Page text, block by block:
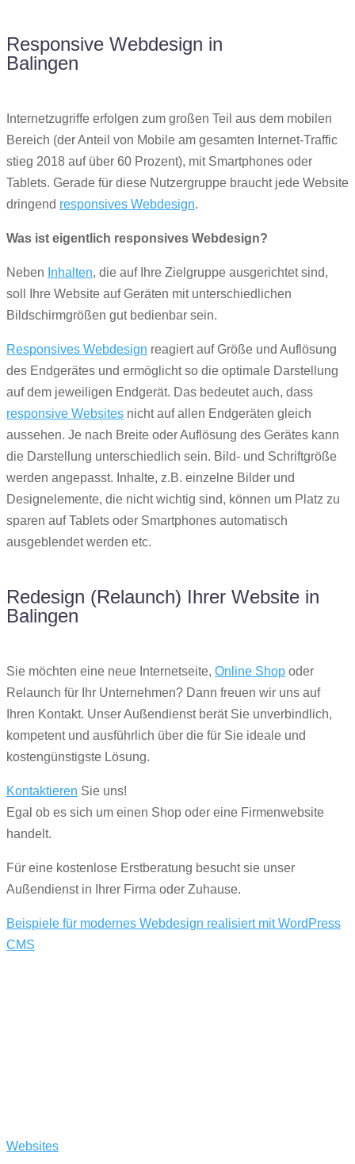
Responsive Webdesign in
Balingen
Internetzugriffe erfolgen zum großen Teil aus dem mobilen
Bereich (der Anteil von Mobile am gesamten Internet-Traffic
stieg 2018 auf über 60 Prozent), mit Smartphones oder
Tablets. Gerade für diese Nutzergruppe braucht jede Website
dringend responsives Webdesign.
Was ist eigentlich responsives Webdesign?
Neben Inhalten, die auf Ihre Zielgruppe ausgerichtet sind,
soll Ihre Website auf Geräten mit unterschiedlichen
Bildschirmgrößen gut bedienbar sein.
Responsives Webdesign reagiert auf Größe und Auflösung
des Endgerätes und ermöglicht so die optimale Darstellung
auf dem jeweiligen Endgerät. Das bedeutet auch, dass
responsive Websites nicht auf allen Endgeräten gleich
aussehen. Je nach Breite oder Auflösung des Gerätes kann
die Darstellung unterschiedlich sein. Bild- und Schriftgröße
werden angepasst. Inhalte, z.B. einzelne Bilder und
Designelemente, die nicht wichtig sind, können um Platz zu
sparen auf Tablets oder Smartphones automatisch
ausgeblendet werden etc.
Redesign (Relaunch) Ihrer Website in
Balingen
Sie möchten eine neue Internetseite, Online Shop oder
Relaunch für Ihr Unternehmen? Dann freuen wir uns auf
Ihren Kontakt. Unser Außendienst berät Sie unverbindlich,
kompetent und ausführlich über die für Sie ideale und
kostengünstigste Lösung.
Kontaktieren Sie uns!
Egal ob es sich um einen Shop oder eine Firmenwebsite
handelt.
Für eine kostenlose Erstberatung besucht sie unser
Außendienst in Ihrer Firma oder Zuhause.
Beispiele für modernes Webdesign realisiert mit WordPress
CMS
Websites